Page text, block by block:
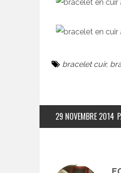
bracelet cuir,
29 NOVEMBRE 2014